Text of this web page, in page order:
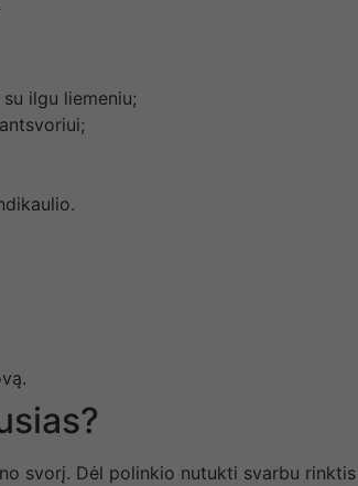
ilgu liemeniu;
svorį. Dėl polinkio nutukti svarbu